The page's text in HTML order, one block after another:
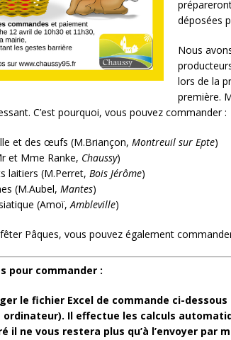
déposées
Nous
lors de la
première.
C’est pourquoi, vous pouvez commander :
et des œufs (M.Briançon, Montreuil sur Epte)
et Mme Ranke, Chaussy)
laitiers (M.Perret, Bois Jérôme)
(M.Aubel, Mantes)
(Amoï,Ambleville)
Pâques, vous pouvez également
pour commander :
le fichier Excel de commande ci-dessous
ordinateur). Il effectue les calculs
il ne vous restera plus qu’à l’envoyer par